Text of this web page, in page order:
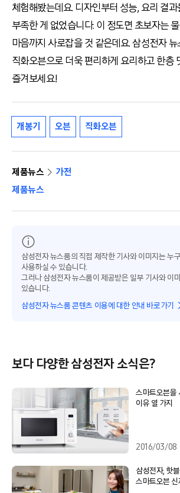
체험해봤는데요. 디자인부터 성능, 요리 결
부족한 게 없었습니다. 이 정도면 초보자는
마음까지 사로잡을 것 같은데요. 삼성전자
직화오븐으로 더욱 편리하게 요리하고 한층
즐겨보세요!
개봉기 오븐 직화오븐
제품뉴스
가전
제품뉴스
삼성전자 뉴스룸의 직접 제작한 기사와 이미지는 누
사용하실 수 있습니다.
그러나 삼성전자 뉴스룸이 제공받은 일부 기사와 이
있습니다.
삼성전자 뉴스룸 콘텐츠 이용에 대한 안내 바로가기
보다 다양한 삼성전자 소식은?
스마트오븐을
이유 열 가지
2016/03/08
삼성전자, 핫
스마트오븐 신